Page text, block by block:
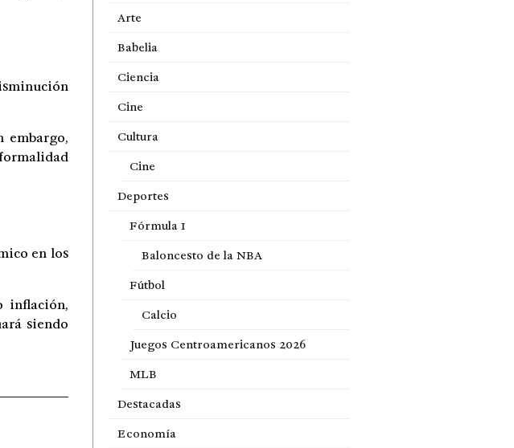
embargo,
en los
inflación,
siendo
Arte
Babelia
Ciencia
Cine
Cultura
Cine
Deportes
Fórmula 1
Baloncesto de la NBA
Fútbol
Calcio
Juegos Centroamericanos 2026
MLB
Destacadas
Economía